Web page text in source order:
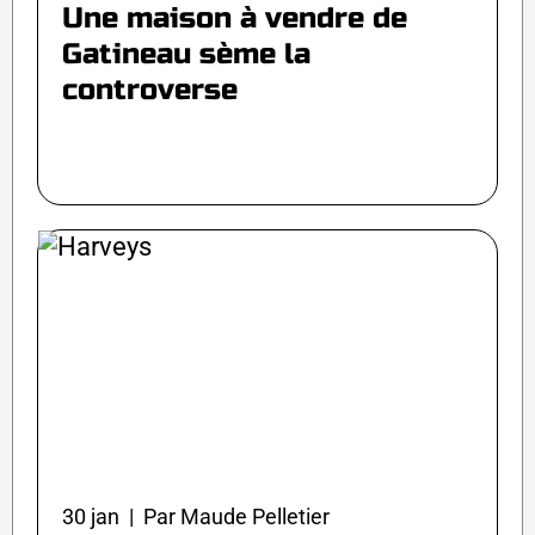
Une maison à vendre de
Gatineau sème la
controverse
30 jan | Par Maude Pelletier